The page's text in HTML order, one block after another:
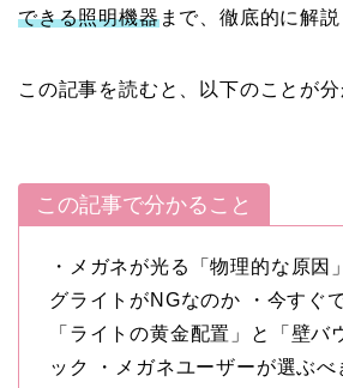
できる照明機器まで、徹底的に解説
この記事を読むと、以下のことが分
この記事で分かること
・メガネが光る「物理的な原因
グライトがNGなのか ・今すぐ
「ライトの黄金配置」と「壁バ
ック ・メガネユーザーが選ぶべ